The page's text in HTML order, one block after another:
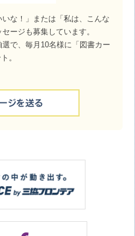
いな！」または「私は、こんな
ージも募集しています。
で、毎月10名様に「図書カー
。